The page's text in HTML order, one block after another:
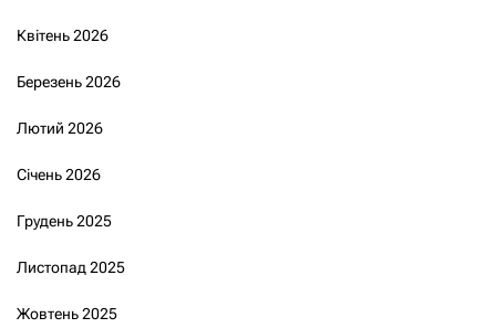
Квітень 2026
Березень 2026
Лютий 2026
Січень 2026
Грудень 2025
Листопад 2025
Жовтень 2025